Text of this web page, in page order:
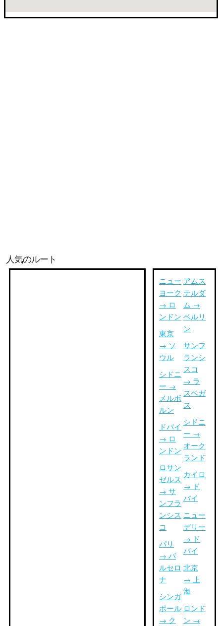
人気のルート
ニュー
ヨーク
→ ロ
ンドン
東京
→ ソ
ウル
シドニ
ー →
メルボ
ルン
ドバイ
→ ロ
ンドン
ロサン
ゼルス
→ サ
ンフラ
ンシス
コ
パリ
→ バ
ルセロ
ナ
シンガ
ポール
→ ク
アムス
テルダ
ム →
ベルリ
ン
サンフ
ランシ
スコ
→ ラ
スベガ
ス
シドニ
ー →
オーク
ランド
カイロ
→ ド
バイ
ニュー
デリー
→ ド
バイ
北京
→ 上
海
ロンド
ン →